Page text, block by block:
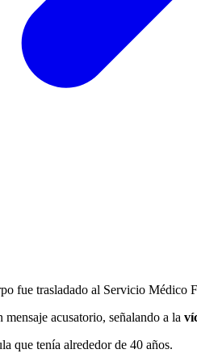
fue trasladado al Servicio Médico
acusatorio, señalando a la
que tenía alrededor de 40 años.